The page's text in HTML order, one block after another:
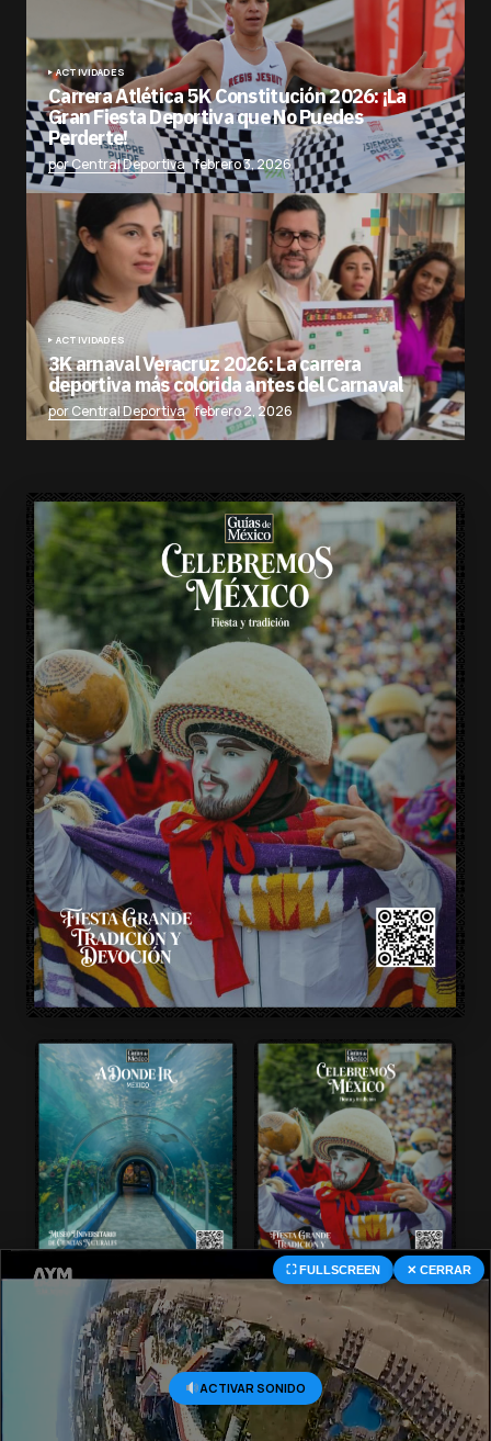
ACTIVIDADES
Carrera Atlética 5K Constitución 2026: ¡La
Gran Fiesta Deportiva que No Puedes
Perderte!
por Central Deportiva febrero 3, 2026
ACTIVIDADES
3K arnaval Veracruz 2026: La carrera
deportiva más colorida antes del Carnaval
por Central Deportiva febrero 2, 2026
⛶ FULLSCREEN ✕ CERRAR
ACTIVAR SONIDO
© 2026 Central Deportiva MX. All Rights Reserved.